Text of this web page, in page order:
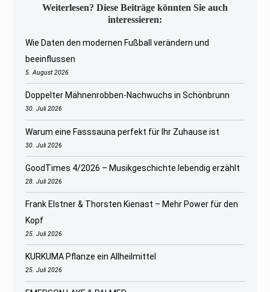
Weiterlesen? Diese Beiträge könnten Sie auch
interessieren:
Wie Daten den modernen Fußball verändern und
beeinflussen
5. August 2026
Doppelter Mähnenrobben-Nachwuchs in Schönbrunn
30. Juli 2026
Warum eine Fasssauna perfekt für Ihr Zuhause ist
30. Juli 2026
GoodTimes 4/2026 – Musikgeschichte lebendig erzählt
28. Juli 2026
Frank Elstner & Thorsten Kienast – Mehr Power für den
Kopf
25. Juli 2026
KURKUMA Pflanze ein Allheilmittel
25. Juli 2026